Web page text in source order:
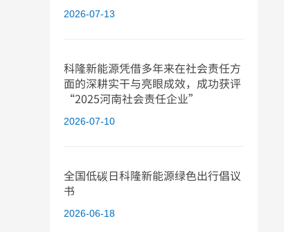
2026-07-13
科隆新能源凭借多年来在社会责任方
面的深耕实干与亮眼成效，成功获评
“2025河南社会责任企业”
2026-07-10
全国低碳日科隆新能源绿色出行倡议
书
2026-06-18